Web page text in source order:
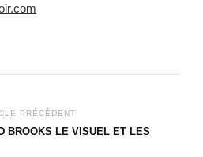
PRÉCÉDENT
BROOKS LE VISUEL ET LES